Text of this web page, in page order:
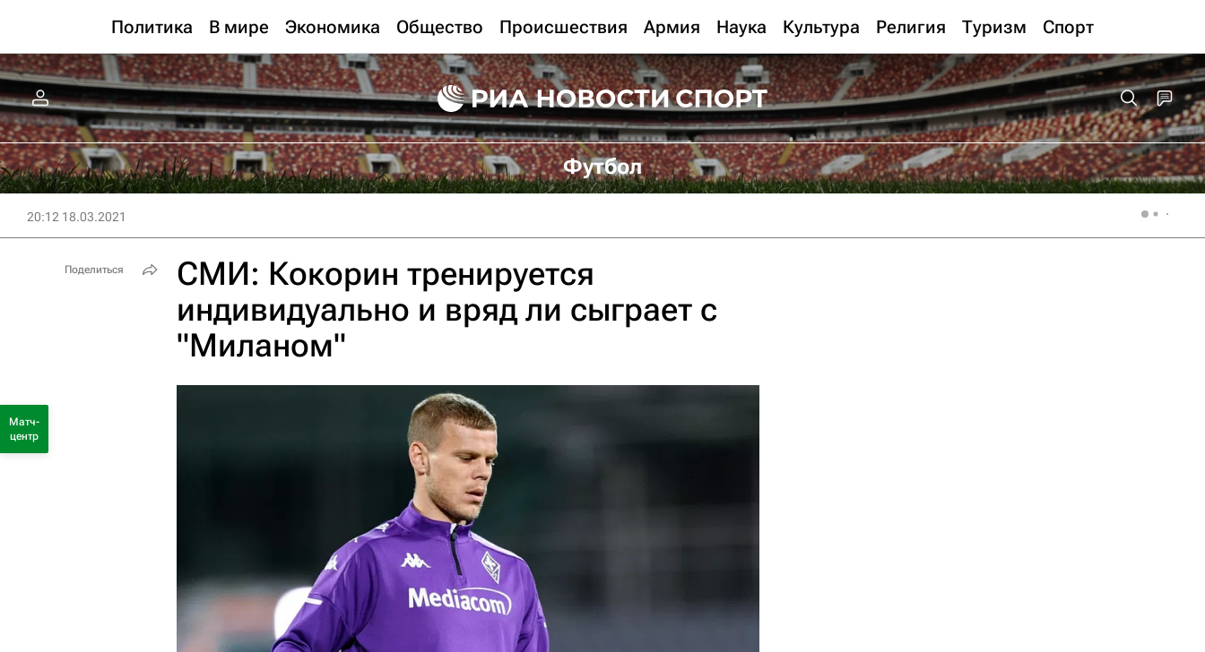
Политика В мире Экономика Общество Происшествия Армия Наука Культура Религия Туризм Спорт
Футбол
20:12 18.03.2021
СМИ: Кокорин тренируется
индивидуально и вряд ли сыграет с
"Миланом"
Поделиться
Матч-
центр